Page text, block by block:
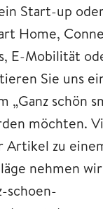
Start-up
Home,
E-Mobilität
Sie uns
„Ganz schön
möchten.
Artikel zu
nehmen
schoen-